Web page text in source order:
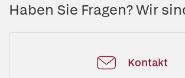
Haben Sie Fragen? Wir
Kontakt